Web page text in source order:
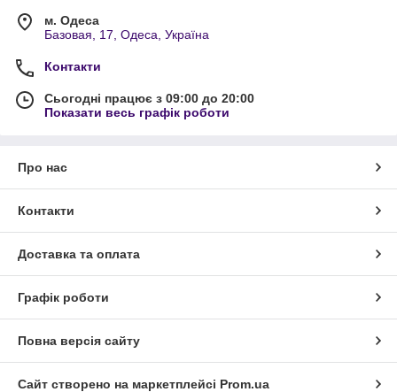
м. Одеса
Базовая, 17, Одеса, Україна
Контакти
Сьогодні працює з 09:00 до 20:00
Показати весь графік роботи
Про нас
Контакти
Доставка та оплата
Графік роботи
Повна версія сайту
Сайт створено на маркетплейсі Prom.ua